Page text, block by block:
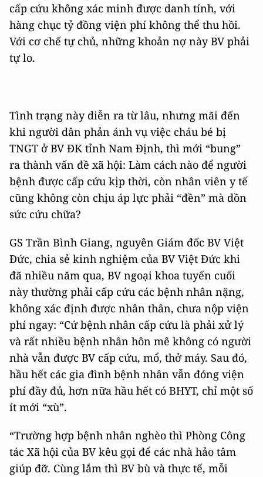
cấp cứu không xác minh được danh tính, với
hàng chục tỷ đồng viện phí không thể thu hồi.
Với cơ chế tự chủ, những khoản nợ này BV phải
tự lo.
Tình trạng này diễn ra từ lâu, nhưng mãi đến
khi người dân phản ánh vụ việc cháu bé bị
TNGT ở BV ĐK tỉnh Nam Định, thì mới “bung”
ra thành vấn đề xã hội: Làm cách nào để người
bệnh được cấp cứu kịp thời, còn nhân viên y tế
cũng không còn chịu áp lực phải “đền” mà dồn
sức cứu chữa?
GS Trần Bình Giang, nguyên Giám đốc BV Việt
Đức, chia sẻ kinh nghiệm của BV Việt Đức khi
đã nhiều năm qua, BV ngoại khoa tuyến cuối
này thường phải cấp cứu các bệnh nhân nặng,
không xác định được nhân thân, chưa nộp viện
phí ngay: “Cứ bệnh nhân cấp cứu là phải xử lý
và rất nhiều bệnh nhân hôn mê không có người
nhà vẫn được BV cấp cứu, mổ, thở máy. Sau đó,
hầu hết các gia đình bệnh nhân vẫn đóng viện
phí đầy đủ, hơn nữa hầu hết có BHYT, chỉ một số
ít mới “xù”.
“Trường hợp bệnh nhân nghèo thì Phòng Công
tác Xã hội của BV kêu gọi để các nhà hảo tâm
giúp đỡ. Cùng lắm thì BV bù và thực tế, mỗi